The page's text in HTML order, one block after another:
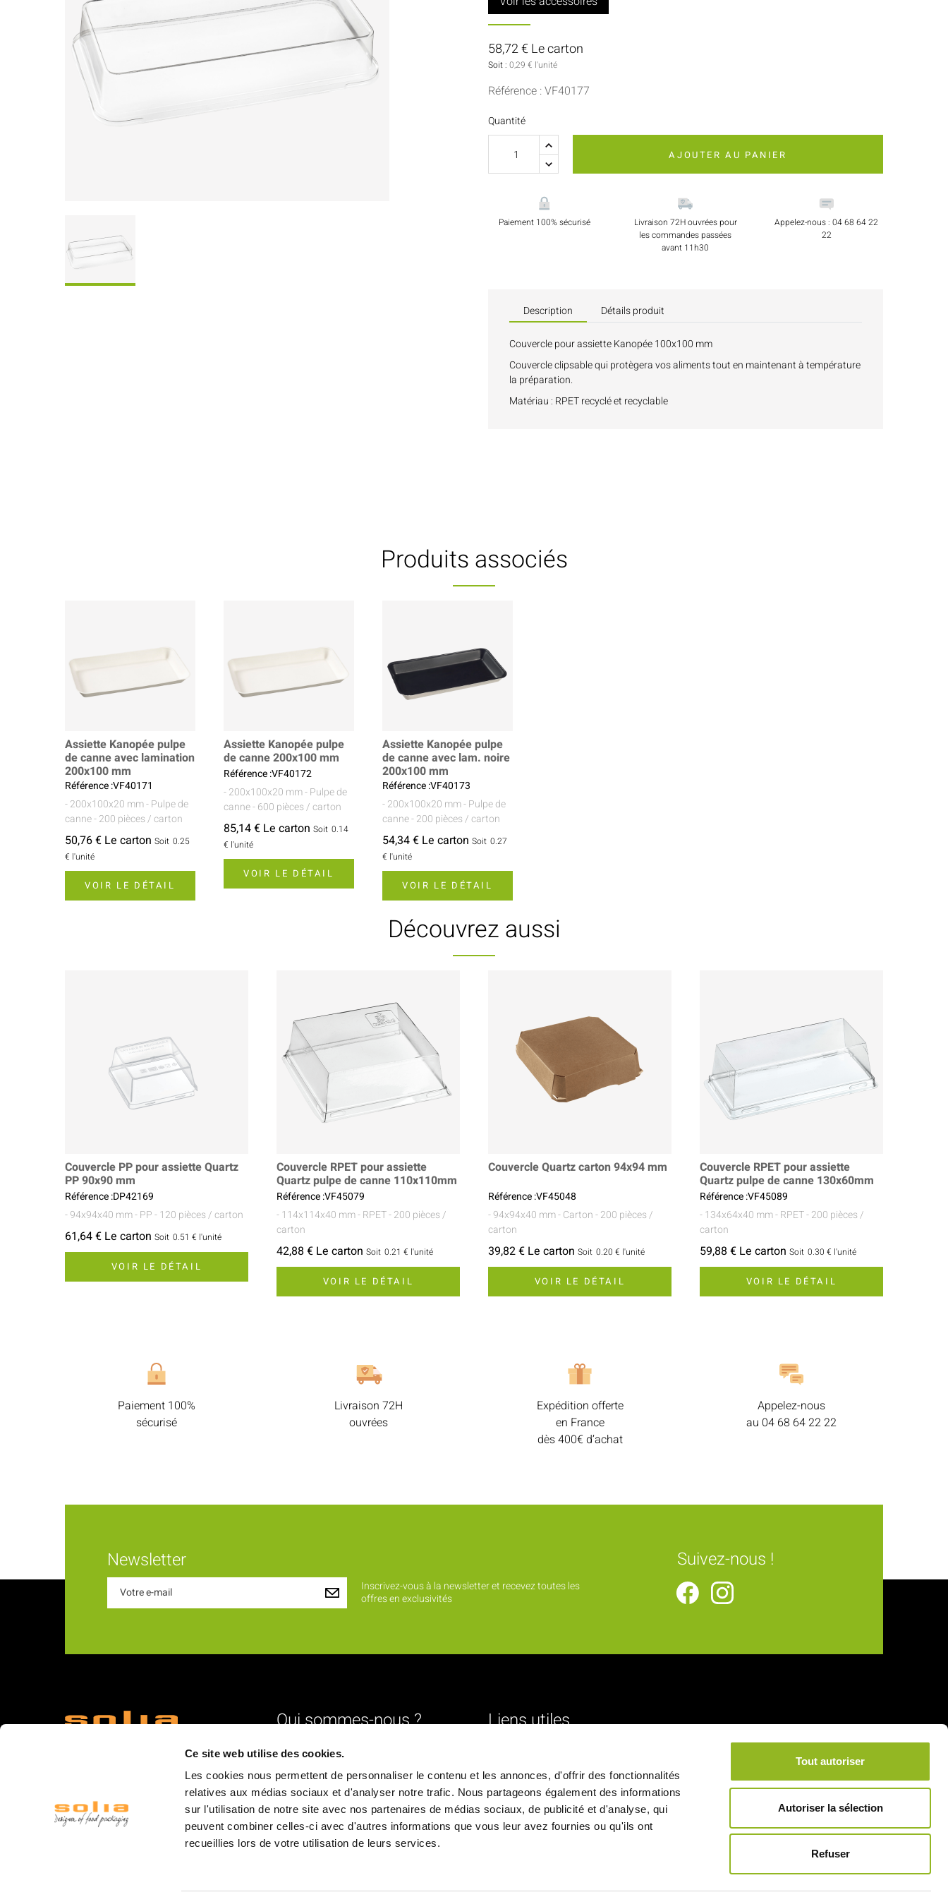
Ce site web utilise des cookies.
Les cookies nous permettent de personnaliser le contenu et les annonces, d'offrir des fonctionnalités
relatives aux médias sociaux et d'analyser notre trafic. Nous partageons également des informations
sur l'utilisation de notre site avec nos partenaires de médias sociaux, de publicité et d'analyse, qui
peuvent combiner celles-ci avec d'autres informations que vous leur avez fournies ou qu'ils ont
recueillies lors de votre utilisation de leurs services.
Tout autoriser
Autoriser la sélection
Refuser
Coffrets À Partager Sauces Et Condiments
Flacons Et Bouteilles
Pâtisserie
58,72 € Le carton
Soit : 0,29 € l'unité
Référence : VF40177
Quantité
AJOUTER AU PANIER
Paiement 100% sécurisé
Livraison 72H ouvrées pour
les commandes passées
avant 11h30
Appelez-nous : 04 68 64 22
22
Description Détails produit
Couvercle pour assiette Kanopée 100x100 mm
Couvercle clipsable qui protègera vos aliments tout en maintenant à température
la préparation.
Matériau : RPET recyclé et recyclable
Produits associés
Assiette Kanopée pulpe
de canne avec lamination
200x100 mm
Référence :VF40171
- 200x100x20 mm- Pulpe de
canne- 200 pièces / carton
50,76 € Le carton Soit 0.25
€ l'unité
VOIR LE DÉTAIL
Assiette Kanopée pulpe
de canne 200x100 mm
Référence :VF40172
- 200x100x20 mm- Pulpe de
canne- 600 pièces / carton
85,14 € Le carton Soit 0.14
€ l'unité
VOIR LE DÉTAIL
Assiette Kanopée pulpe
de canne avec lam. noire
200x100 mm
Référence :VF40173
- 200x100x20 mm- Pulpe de
canne- 200 pièces / carton
54,34 € Le carton Soit 0.27
€ l'unité
VOIR LE DÉTAIL
Découvrez aussi
Couvercle PP pour assiette Quartz
PP 90x90 mm
Référence :DP42169
- 94x94x40 mm- PP- 120 pièces / carton
61,64 € Le carton Soit 0.51 € l'unité
VOIR LE DÉTAIL
Couvercle RPET pour assiette
Quartz pulpe de canne 110x110mm
Référence :VF45079
- 114x114x40 mm- RPET- 200 pièces /
carton
42,88 € Le carton Soit 0.21 € l'unité
VOIR LE DÉTAIL
Couvercle Quartz carton 94x94 mm
Référence :VF45048
- 94x94x40 mm- Carton- 200 pièces /
carton
39,82 € Le carton Soit 0.20 € l'unité
VOIR LE DÉTAIL
Couvercle RPET pour assiette
Quartz pulpe de canne 130x60mm
Référence :VF45089
- 134x64x40 mm- RPET- 200 pièces /
carton
59,88 € Le carton Soit 0.30 € l'unité
VOIR LE DÉTAIL
Paiement 100%
sécurisé
Livraison 72H
ouvrées
Expédition offerte
en France
dès 400€ d’achat
Appelez-nous
au 04 68 64 22 22
Newsletter
Inscrivez-vous à la newsletter et recevez toutes les
offres en exclusivités
Suivez-nous !
Qui sommes-nous ?
L'identité
Nos valeurs
La structure
L'équipe
La logistique
Liens utiles
Mentions légales
Conditions générales de vente
Paiement sécurisé